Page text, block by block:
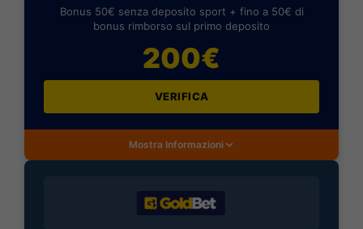
Bonus 50€ senza deposito sport + fino a 50€ di
bonus rimborso sul primo deposito
200€
VERIFICA
Mostra Informazioni